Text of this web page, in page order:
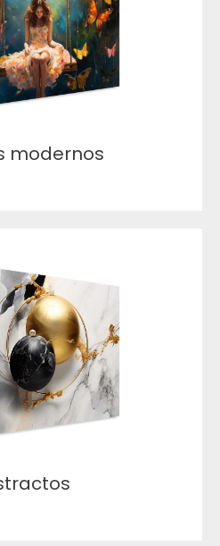
modernos